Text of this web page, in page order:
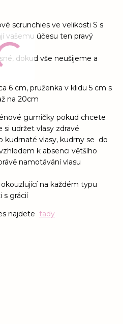
scrunchies ve velikosti S s
vašemu účesu ten pravý
dokud vše neušijeme a
6 cm, pruženka v klidu 5 cm s
na 20cm
gumičky pokud chcete
si udržet vlasy zdravé
kudrnaté vlasy, kudrny se do
k absenci většího
namotávání vlasu
na každém typu
s grácií
najdete tady